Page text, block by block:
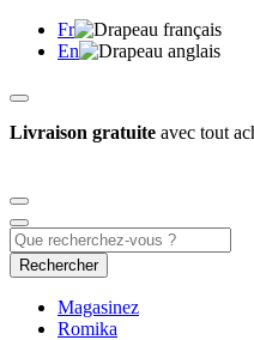
Fr
En
Livraison gratuite avec tout
Rechercher
Magasinez
Romika